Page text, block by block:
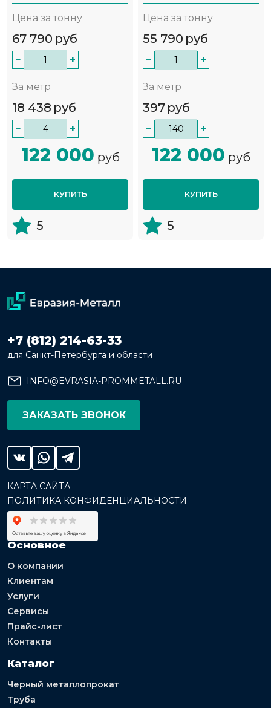
Цена за тонну
67 790 руб
− +
За метр
18 438 руб
− +
122 000 руб
КУПИТЬ
5
Цена за тонну
55 790 руб
− +
За метр
397 руб
− +
122 000 руб
КУПИТЬ
5
+7 (812) 214-63-33
для Санкт-Петербурга и области
INFO@EVRASIA-PROMMETALL.RU
ЗАКАЗАТЬ ЗВОНОК
КАРТА САЙТА
ПОЛИТИКА КОНФИДЕНЦИАЛЬНОСТИ
Основное
О компании
Клиентам
Услуги
Сервисы
Прайс-лист
Контакты
Каталог
Черный металлопрокат
Труба